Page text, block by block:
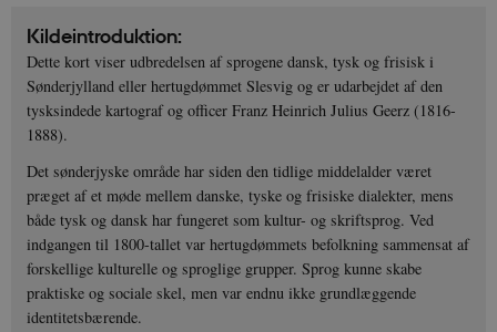
Kildeintroduktion:
Dette kort viser udbredelsen af sprogene dansk, tysk og frisisk i
Sønderjylland eller hertugdømmet Slesvig og er udarbejdet af den
tysksindede kartograf og officer Franz Heinrich Julius Geerz (1816-
1888).
Det sønderjyske område har siden den tidlige middelalder været
præget af et møde mellem danske, tyske og frisiske dialekter, mens
både tysk og dansk har fungeret som kultur- og skriftsprog. Ved
indgangen til 1800-tallet var hertugdømmets befolkning sammensat af
forskellige kulturelle og sproglige grupper. Sprog kunne skabe
praktiske og sociale skel, men var endnu ikke grundlæggende
identitetsbærende.